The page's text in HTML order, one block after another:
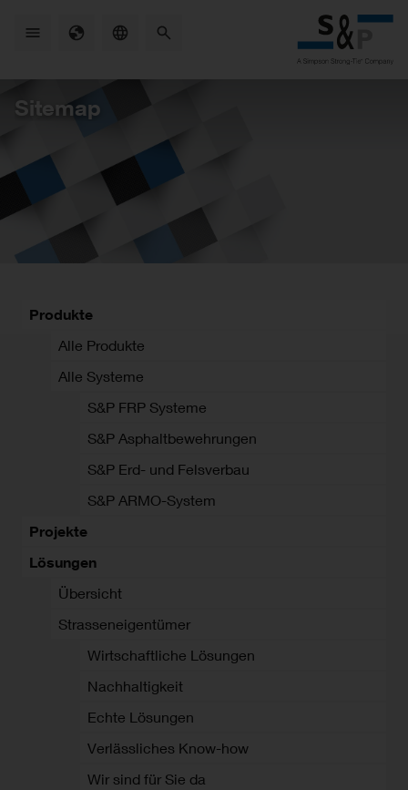
content
Sitemap
Produkte
Alle Produkte
Alle Systeme
S&P FRP Systeme
S&P Asphaltbewehrungen
S&P Erd- und Felsverbau
S&P ARMO-System
Projekte
Lösungen
Übersicht
Strasseneigentümer
Wirtschaftliche Lösungen
Nachhaltigkeit
Echte Lösungen
Verlässliches Know-how
Wir sind für Sie da